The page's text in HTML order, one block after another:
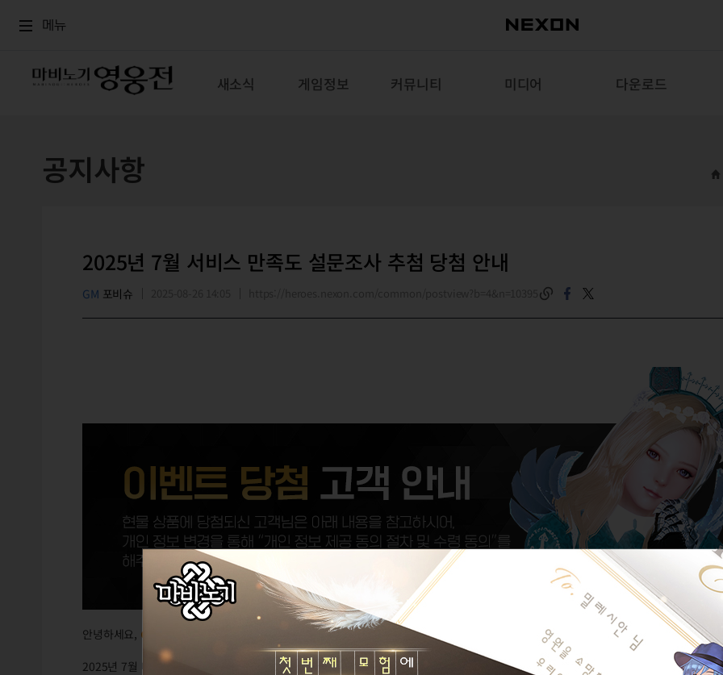
메뉴
새소식 게임정보 커뮤니티 미디어 다운로드
공지사항
2025년 7월 서비스 만족도 설문조사 추첨 당첨 안내
GM 포비슈
안녕하세요, GM포비슈
2025년 7월 마비노기 영웅전 서비스 만족도 설문조사에 참여해 주신 모든 플레이어 여러분께 감사드립니다.